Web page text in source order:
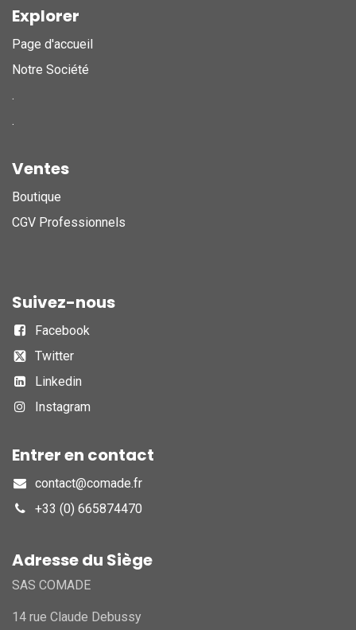
Explorer
Page d'accueil
Notre Société
.
.
Ventes
Boutique
CGV Professionnels
Suivez-nous
Facebook
Twitter
Linkedin
Instagram
Entrer en contact
contact@comade.fr
+33 (0) 665874470
Adresse du Siège
SAS COMADE
14 rue Claude Debussy